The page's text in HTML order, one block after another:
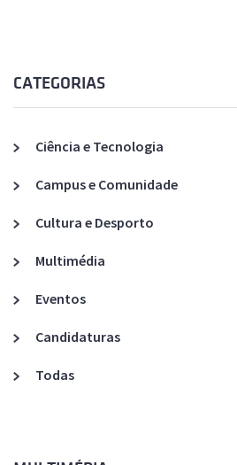
CATEGORIAS
Ciência e Tecnologia
Campus e Comunidade
Cultura e Desporto
Multimédia
Eventos
Candidaturas
Todas